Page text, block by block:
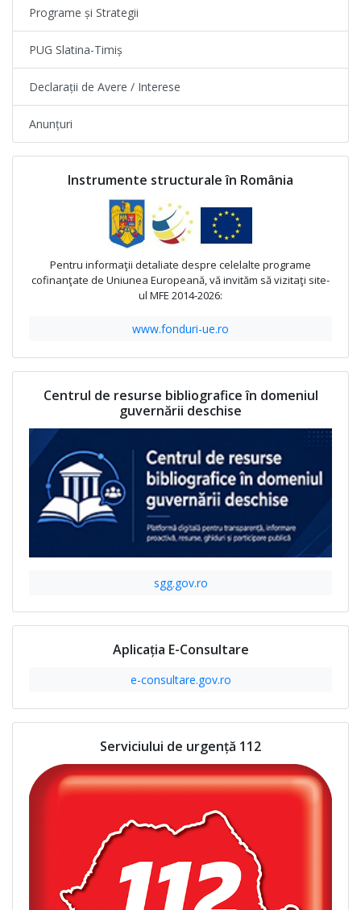
Programe și Strategii
PUG Slatina-Timiș
Declarații de Avere / Interese
Anunțuri
Instrumente structurale în România
Pentru informaţii detaliate despre celelalte programe
cofinanţate de Uniunea Europeană, vă invităm să vizitaţi site-
ul MFE 2014-2026:
www.fonduri-ue.ro
Centrul de resurse bibliografice în domeniul
guvernării deschise
sgg.gov.ro
Aplicația E-Consultare
e-consultare.gov.ro
Serviciului de urgență 112